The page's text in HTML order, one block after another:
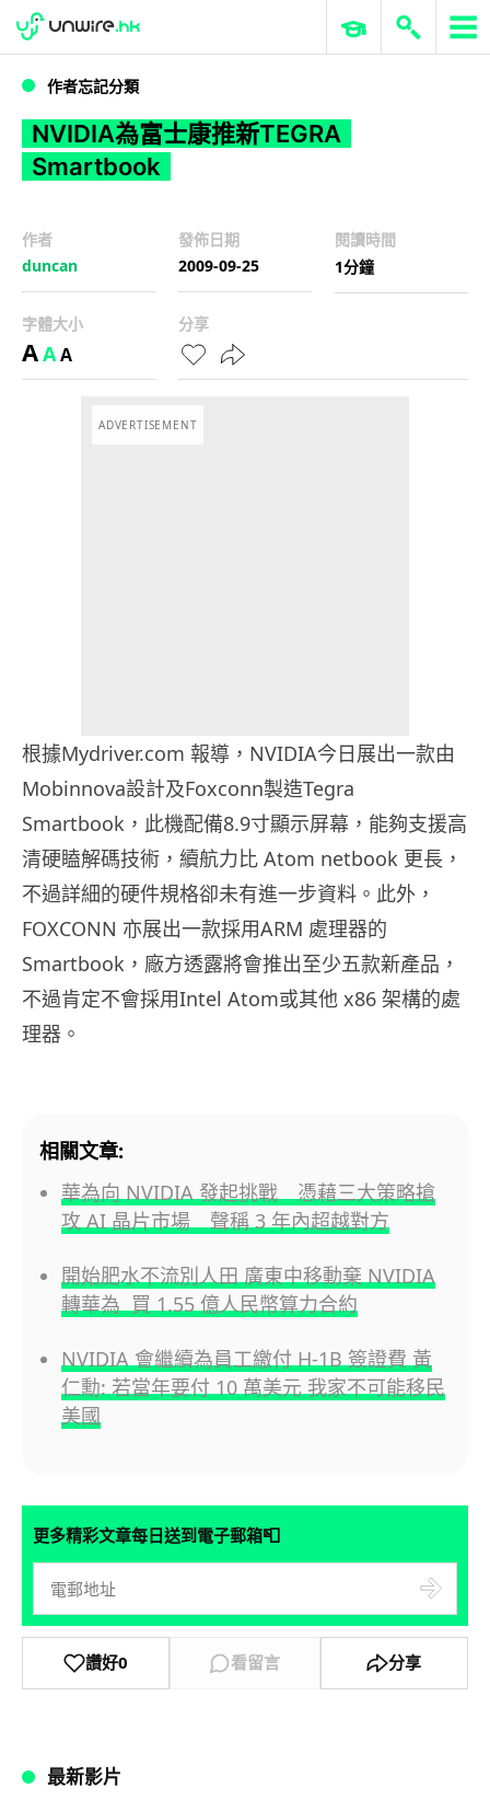
NVIDIA為富士康推新TEGRA Smartbook
WWDC 2026 ERP 與商業 AI
作者忘記分類
NVIDIA為富士康推新TEGRA
Smartbook
作者
duncan
發佈日期
2009-09-25
閱讀時間
1分鐘
字體大小
AAA
分享
ADVERTISEMENT
根據Mydriver.com 報導，NVIDIA今日展出一款由
Mobinnova設計及Foxconn製造Tegra
Smartbook，此機配備8.9寸顯示屏幕，能夠支援高
清硬瞌解碼技術，續航力比 Atom netbook 更長，
不過詳細的硬件規格卻未有進一步資料。此外，
FOXCONN 亦展出一款採用ARM 處理器的
Smartbook，廠方透露將會推出至少五款新產品，
不過肯定不會採用Intel Atom或其他 x86 架構的處
理器。
相關文章:
華為向 NVIDIA 發起挑戰 憑藉三大策略搶
攻 AI 晶片市場 聲稱 3 年內超越對方
開始肥水不流別人田 廣東中移動棄 NVIDIA
轉華為 買 1.55 億人民幣算力合約
NVIDIA 會繼續為員工繳付 H-1B 簽證費 黃
仁勳: 若當年要付 10 萬美元 我家不可能移民
美國
更多精彩文章每日送到電子郵箱📮
讚好0 看留言 分享
最新影片